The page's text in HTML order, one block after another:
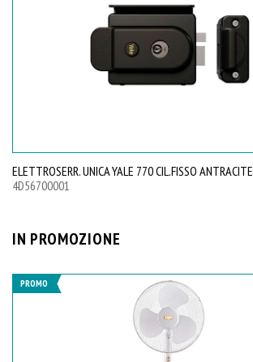
ELETTROSERR. UNICA YALE 770 CIL.FISSO ANTRACITE
4D56700001
IN PROMOZIONE
PROMO